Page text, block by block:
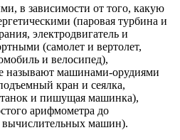
в зависимости от того, какую
(паровая турбина и
электродвигатель и
(самолет и вертолет,
и велосипед),
называют машинами-орудиями
кран и сеялка,
и пишущая машинка),
арифмометра до
машин).